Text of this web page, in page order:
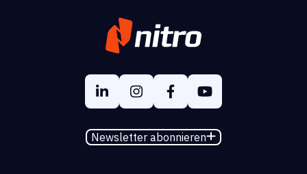
Newsletter abonnieren